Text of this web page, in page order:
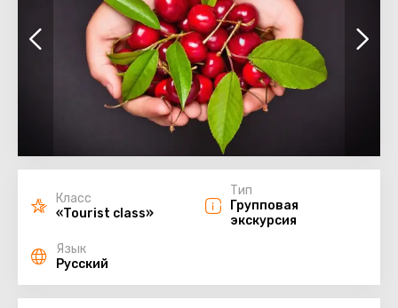
Класс
«Tourist class»
Тип
Групповая
экскурсия
Язык
Русский